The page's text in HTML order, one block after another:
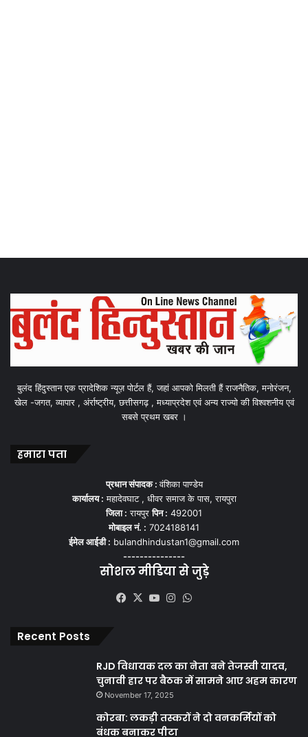
बुलंद हिंदुस्तान एक प्रादेशिक न्यूज़ पोर्टल हैं, जहां आपको मिलती हैं राजनैतिक, मनोरंजन,
खेल -जगत, व्यापार , अंर्राष्ट्रीय, छत्तीसगढ़ , मध्याप्रदेश एवं अन्य राज्यो की विश्वशनीय एवं
सबसे प्रथम खबर ।
हमारा पता
प्रधान संपादक :वंशिका पाण्डेय
कार्यालय : महादेवघाट , धीवर समाज के पास, रायपुरा
जिला : रायपुरपिन : 492001
मोबाइल नं. : 7024188141
ईमेल आईडी : bulandhindustan1@gmail.com
---------------
सोशल मीडिया से जुड़े
Facebook
X YouTubeInstagram
Recent Posts
RJD विधायक दल का नेता बने तेजस्वी यादव,
चुनावी हार पर बैठक में सामने आए अहम कारण
November 17, 2025
कोरबा: लकड़ी तस्करों ने दो वनकर्मियों को
बंधक बनाकर पीटा